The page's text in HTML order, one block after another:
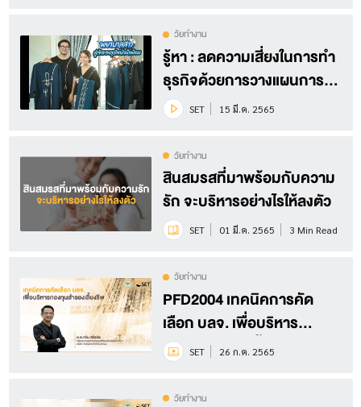
วัยทำงาน
รู้หา : ลดความเสี่ยงในการทำ
ธุรกิจด้วยการวางแผนการ
เงิน | หนทางพารวย EP.25
SET 15 มี.ค. 2565
วัยทำงาน
สินสมรสที่มาพร้อมกับความ
รัก จะบริหารอย่างไรให้ลงตัว
SET 01 มี.ค. 2565 3 Min Read
วัยทำงาน
PFD2004 เทคนิคการคัด
เลือก บลจ. เพื่อบริหาร
กองทุนสำรองเลี้ยงชีพ
SET 26 ก.ค. 2565
วัยทำงาน